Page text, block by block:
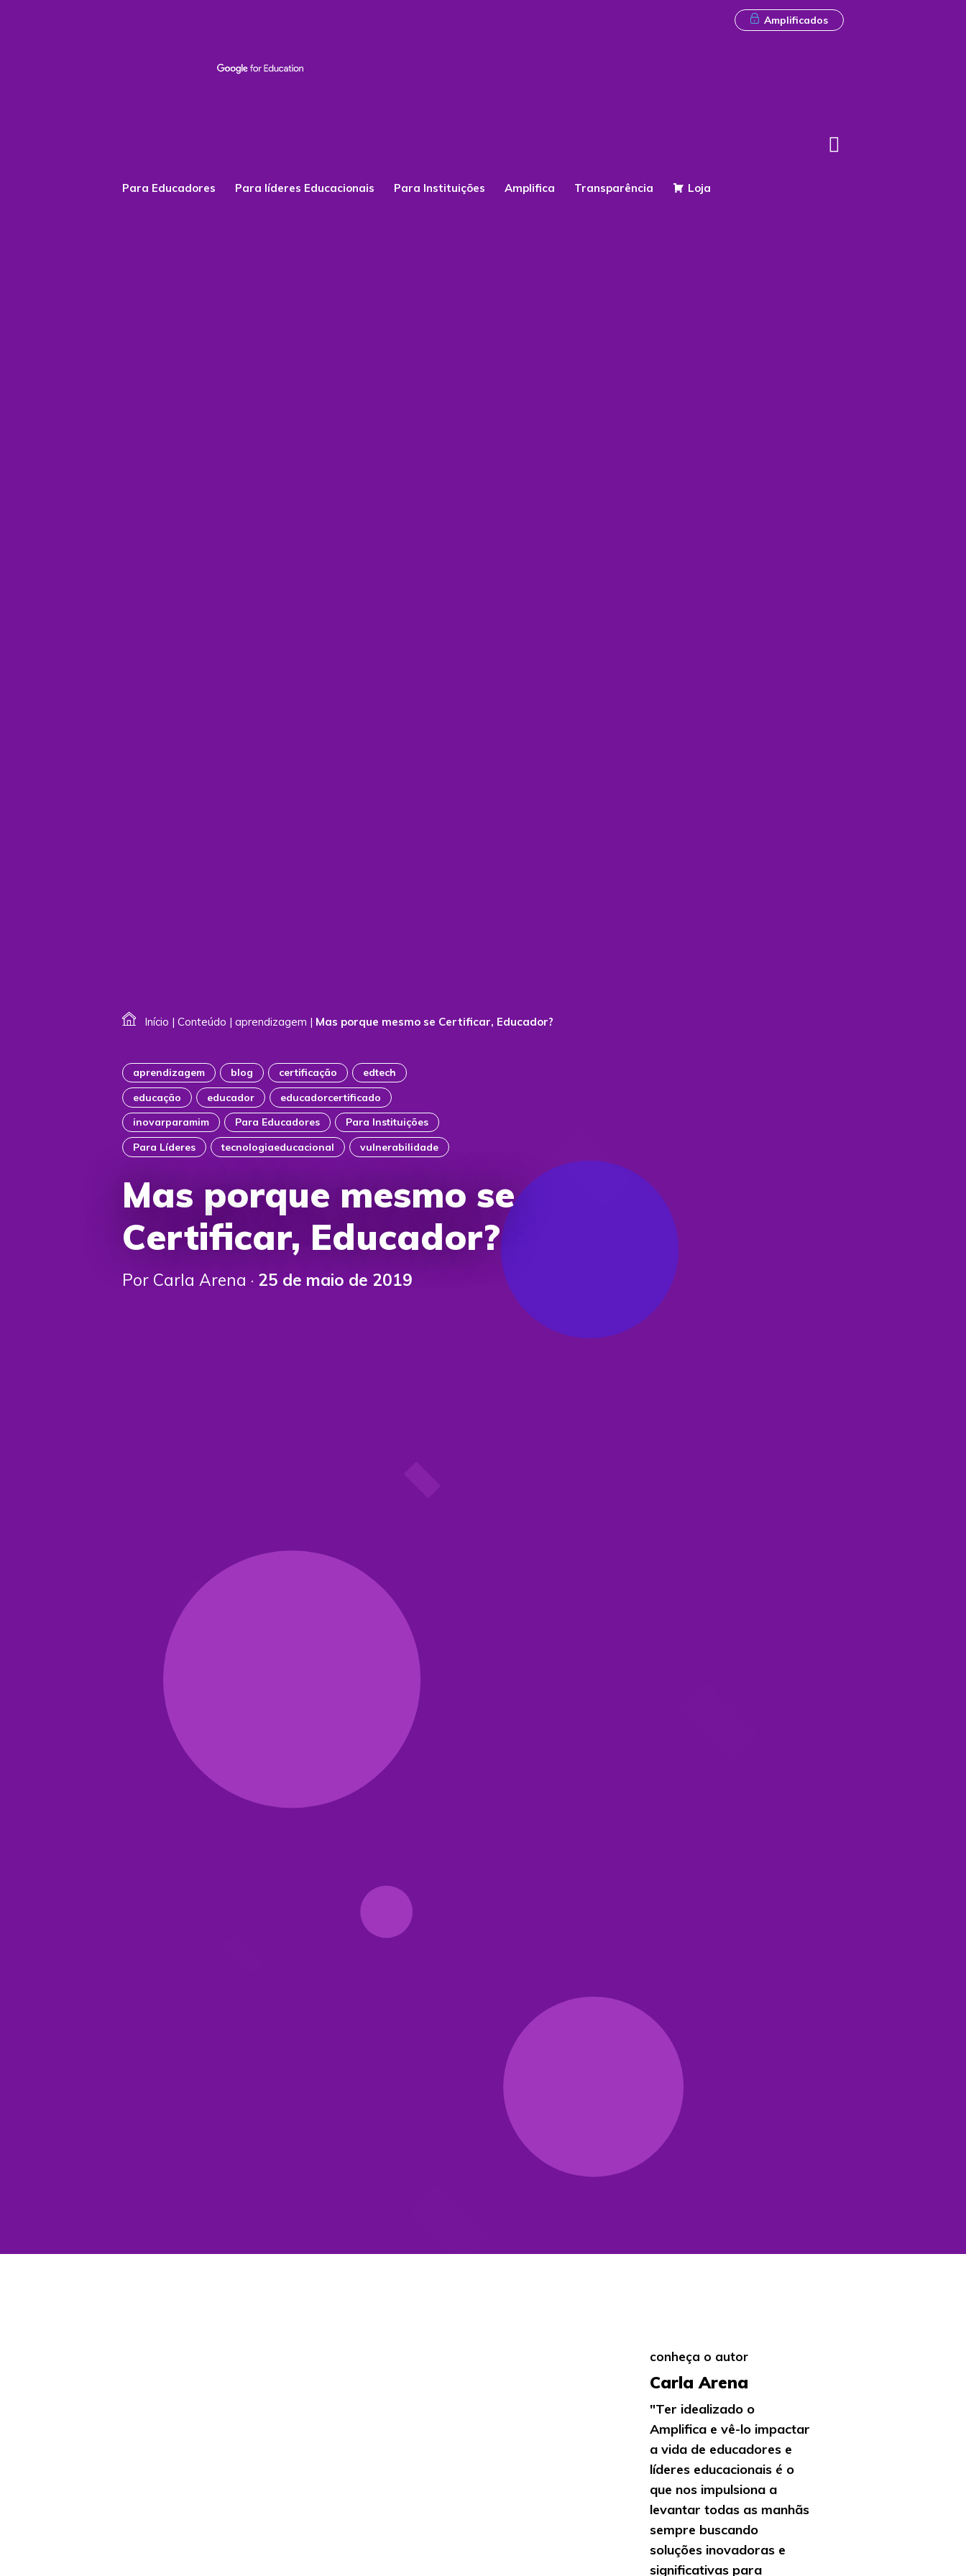
Amplificados
Para Educadores Para líderes Educacionais Para Instituições Amplifica Transparência Loja
Início | Conteúdo | aprendizagem | Mas porque mesmo se Certificar, Educador?
aprendizagem blog certificação
edtech
educação
educador
educadorcertificado
inovarparamim
Para Educadores
Para Instituições
Para Líderes
tecnologiaeducacional vulnerabilidade
Mas porque mesmo se
Certificar, Educador?
Por Carla Arena · 25 de maio de 2019
conheça o autor
Carla Arena
"Ter idealizado o
Amplifica e vê-lo impactar
a vida de educadores e
líderes educacionais é o
que nos impulsiona a
levantar todas as manhãs
sempre buscando
soluções inovadoras e
significativas para